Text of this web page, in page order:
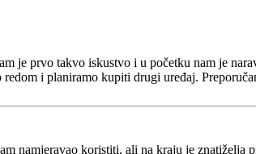
je prvo takvo iskustvo i u početku nam je
i planiramo kupiti drugi uređaj.
namjeravao koristiti, ali na kraju je znatiželja